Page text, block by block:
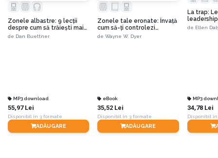
Zonele albastre: 9 lecții
despre cum să trăiești mai
mult de la cei mai longevivi
de Dan Buettner
MP3 download
55,97 Lei
Disponibil în 3 formate
ADĂUGARE
Zonele tale eronate: Învață
cum să-ți controlezi
gândurile și emoțiile, ca să-
deWayne W. Dyer
eBook
35,52 Lei
Disponibil în 3 formate
ADĂUGARE
La trap:
un
de Ellen
MP3
34,78 Lei
Disponibil